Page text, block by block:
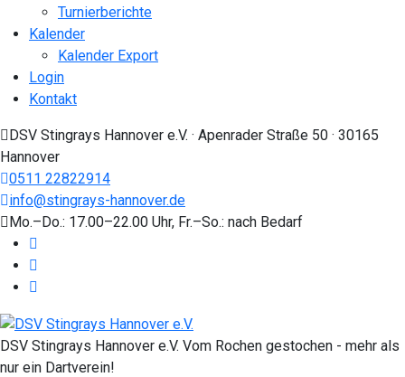
Turnierberichte
Kalender
Kalender Export
Login
Kontakt
DSV Stingrays Hannover e.V. · Apenrader Straße 50 · 30165
Hannover
0511 22822914
info@stingrays-hannover.de
Mo.–Do.: 17.00–22.00 Uhr, Fr.–So.: nach Bedarf
DSV Stingrays Hannover e.V. Vom Rochen gestochen - mehr als
nur ein Dartverein!